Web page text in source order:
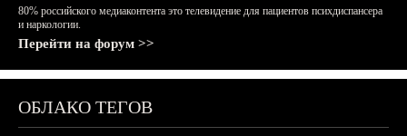
80% российского медиаконтента это телевидение для пациентов психдиспансера
и наркологии.
Перейти на форум >>
ОБЛАКО ТЕГОВ